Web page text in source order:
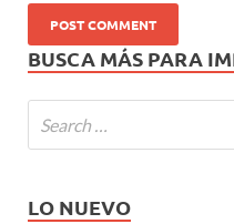
BUSCA MÁS PARA
LO NUEVO